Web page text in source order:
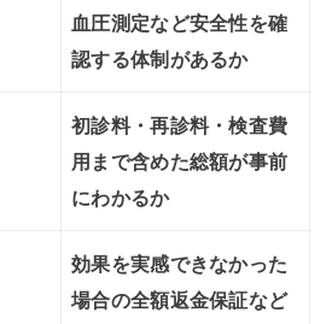
血圧測定など安全性を確
認する体制があるか
初診料・再診料・検査費
用まで含めた総額が事前
にわかるか
効果を実感できなかった
場合の全額返金保証など